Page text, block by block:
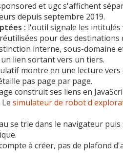
et ugc s'affichent
depuis septembre 2019.
: l'outil signale les intitulés
pour des destinations
interne, sous-domaine
lien sortant vers un tiers.
montre en une lecture vers
pas page par page.
construit ses liens en
simulateur de robot
se trie dans le navigateur
à créer, pas de plafond